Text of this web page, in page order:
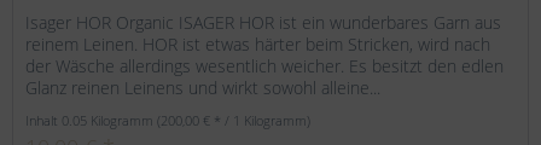
Isager HOR Organic ISAGER HOR ist ein wunderbares Garn aus
reinem Leinen. HOR ist etwas härter beim Stricken, wird nach
der Wäsche allerdings wesentlich weicher. Es besitzt den edlen
Glanz reinen Leinens und wirkt sowohl alleine...
Inhalt 0.05 Kilogramm(200,00 € * / 1 Kilogramm)